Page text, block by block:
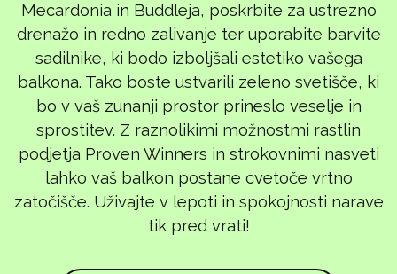
Mecardonia in Buddleja, poskrbite za ustrezno
drenažo in redno zalivanje ter uporabite barvite
sadilnike, ki bodo izboljšali estetiko vašega
balkona. Tako boste ustvarili zeleno svetišče, ki
bo v vaš zunanji prostor prineslo veselje in
sprostitev. Z raznolikimi možnostmi rastlin
podjetja Proven Winners in strokovnimi nasveti
lahko vaš balkon postane cvetoče vrtno
zatočišče. Uživajte v lepoti in spokojnosti narave
tik pred vrati!